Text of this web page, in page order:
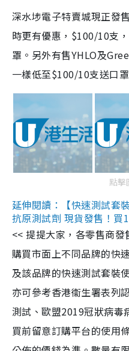
深水埗電子特賣城現正發
時更有優惠，$100/10支
罩。另外有售YHLO及
一樣低至$100/10支送口罩
點擊
延伸閱讀：【快速測試套
抗原測試劑 現貨發售！買
<< 提提大家，各零售商發
購買市面上不同品牌的快
及該品牌的快速測試套裝
亦可參考香港衞生署表列
測試、歐盟2019冠狀病毒
買前留意訂購平台的使用